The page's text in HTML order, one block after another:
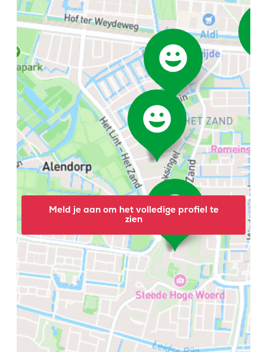
Meld je aan om het volledige profiel te
zien